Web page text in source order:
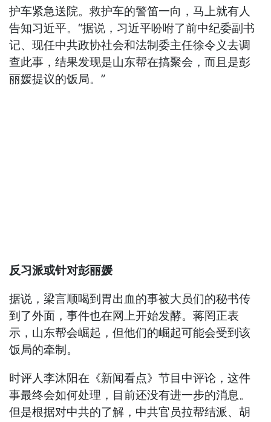
护车紧急送院。救护车的警笛一向，马上就有人
告知习近平。“据说，习近平吩咐了前中纪委副书
记、现任中共政协社会和法制委主任徐令义去调
查此事，结果发现是山东帮在搞聚会，而且是彭
丽媛提议的饭局。”
反习派或针对彭丽媛
据说，梁言顺喝到胃出血的事被大员们的秘书传
到了外面，事件也在网上开始发酵。蒋罔正表
示，山东帮会崛起，但他们的崛起可能会受到该
饭局的牵制。
时评人李沐阳在《新闻看点》节目中评论，这件
事最终会如何处理，目前还没有进一步的消息。
但是根据对中共的了解，中共官员拉帮结派、胡